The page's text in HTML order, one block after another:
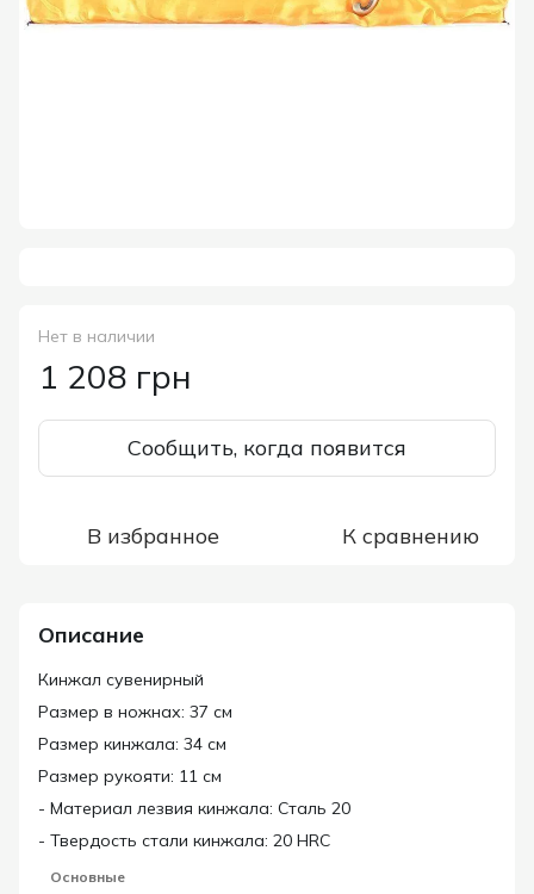
Нет в наличии
1 208 грн
Сообщить, когда появится
В избранное К сравнению
Описание
Кинжал сувенирный
Размер в ножнах: 37 см
Размер кинжала: 34 см
Размер рукояти: 11 см
- Материал лезвия кинжала: Сталь 20
- Твердость стали кинжала: 20 HRC
Основные